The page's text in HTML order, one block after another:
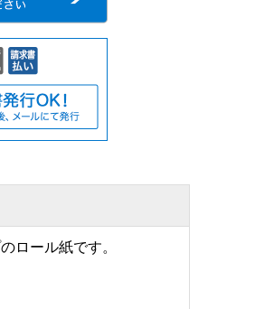
ロール紙です。